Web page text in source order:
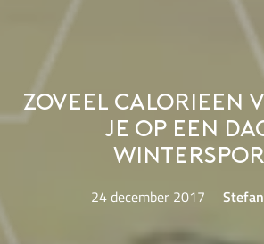
Zoveel calorieen
je op een
24 december 2017